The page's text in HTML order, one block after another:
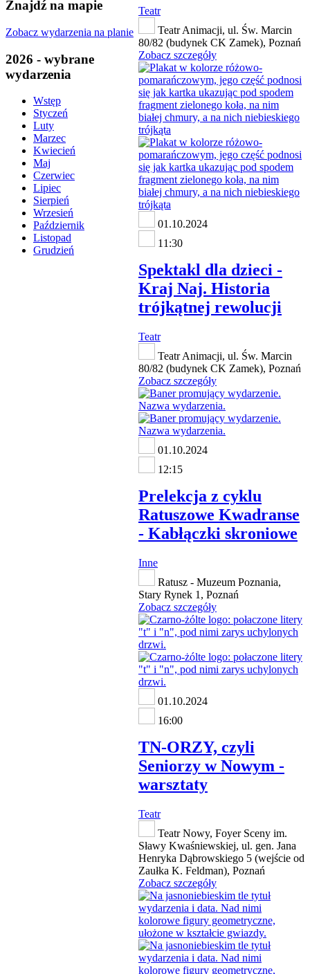
Znajdź na mapie
Zobacz wydarzenia na planie
2026 - wybrane
wydarzenia
Wstęp
Styczeń
Luty
Marzec
Kwiecień
Maj
Czerwiec
Lipiec
Sierpień
Wrzesień
Październik
Listopad
Grudzień
Teatr
Teatr Animacji, ul. Św. Marcin
80/82 (budynek CK Zamek), Poznań
Zobacz szczegóły
01.10.2024
11:30
Spektakl dla dzieci -
Kraj Naj. Historia
trójkątnej rewolucji
Teatr
Teatr Animacji, ul. Św. Marcin
80/82 (budynek CK Zamek), Poznań
Zobacz szczegóły
01.10.2024
12:15
Prelekcja z cyklu
Ratuszowe Kwadranse
- Kabłączki skroniowe
Inne
Ratusz - Muzeum Poznania,
Stary Rynek 1, Poznań
Zobacz szczegóły
01.10.2024
16:00
TN-ORZY, czyli
Seniorzy w Nowym -
warsztaty
Teatr
Teatr Nowy, Foyer Sceny im.
Sławy Kwaśniewskiej, ul. gen. Jana
Henryka Dąbrowskiego 5 (wejście od
Zaułka K. Feldman), Poznań
Zobacz szczegóły